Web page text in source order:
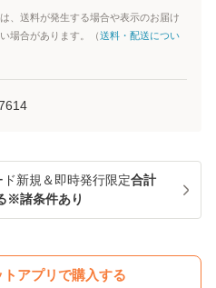
、送料が発生する場合や表示のお届け
場合があります。（送料・配送につい
新規＆即時発行限定合計
※諸条件あり
アプリで購入する